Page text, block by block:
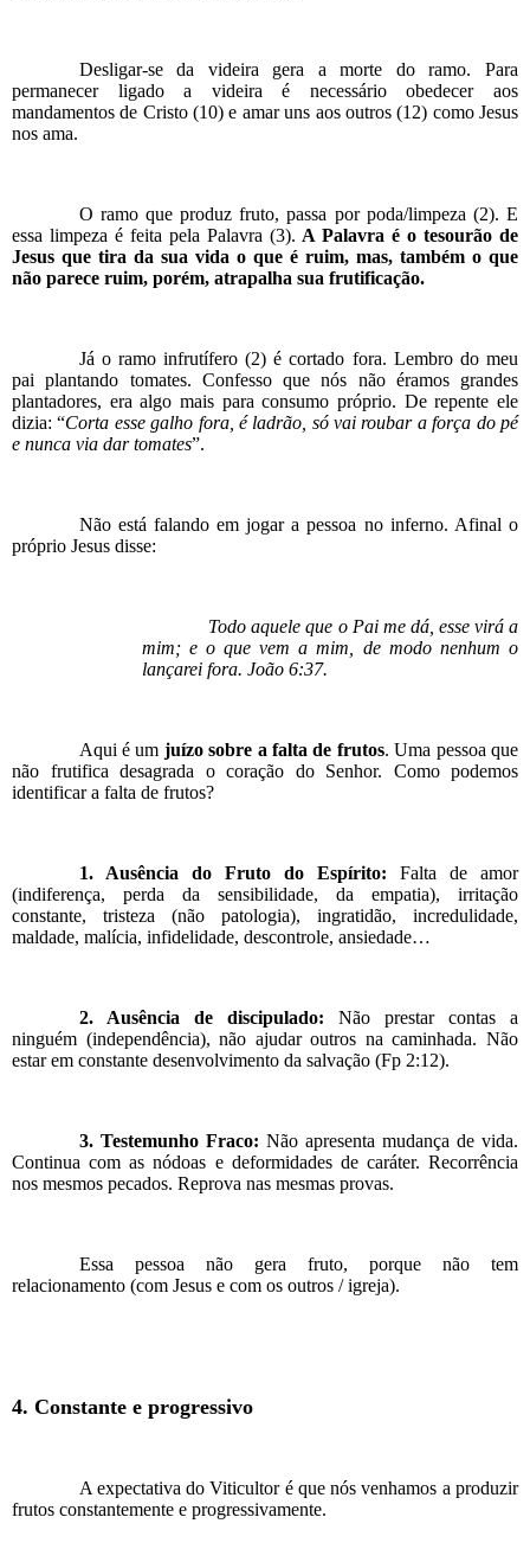
Desligar-se da videira gera a morte do ramo. Para
permanecer ligado a videira é necessário obedecer aos
mandamentos de Cristo (10) e amar uns aos outros (12) como Jesus
nos ama.
O ramo que produz fruto, passa por poda/limpeza (2). E
essa limpeza é feita pela Palavra (3). A Palavra é o tesourão de
Jesus que tira da sua vida o que é ruim, mas, também o que
não parece ruim, porém, atrapalha sua frutificação.
Já o ramo infrutífero (2) é cortado fora. Lembro do meu
pai plantando tomates. Confesso que nós não éramos grandes
plantadores, era algo mais para consumo próprio. De repente ele
dizia: “Corta esse galho fora, é ladrão, só vai roubar a força do pé
e nunca via dar tomates”.
Não está falando em jogar a pessoa no inferno. Afinal o
próprio Jesus disse:
Todo aquele que o Pai me dá, esse virá a
mim; e o que vem a mim, de modo nenhum o
lançarei fora. João 6:37.
Aqui é um juízo sobre a falta de frutos. Uma pessoa que
não frutifica desagrada o coração do Senhor. Como podemos
identificar a falta de frutos?
1. Ausência do Fruto do Espírito: Falta de amor
(indiferença, perda da sensibilidade, da empatia), irritação
constante, tristeza (não patologia), ingratidão, incredulidade,
maldade, malícia, infidelidade, descontrole, ansiedade…
2. Ausência de discipulado: Não prestar contas a
ninguém (independência), não ajudar outros na caminhada. Não
estar em constante desenvolvimento da salvação (Fp 2:12).
3. Testemunho Fraco: Não apresenta mudança de vida.
Continua com as nódoas e deformidades de caráter. Recorrência
nos mesmos pecados. Reprova nas mesmas provas.
Essa pessoa não gera fruto, porque não tem
relacionamento (com Jesus e com os outros / igreja).
4. Constante e progressivo
A expectativa do Viticultor é que nós venhamos a produzir
frutos constantemente e progressivamente.